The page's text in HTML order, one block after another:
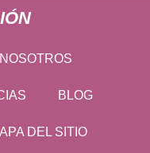
BLOG
DEL SITIO